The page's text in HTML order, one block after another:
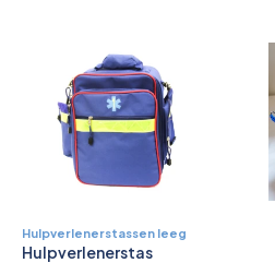
Hulpverlenerstassen leeg
Hulpverlenerstas